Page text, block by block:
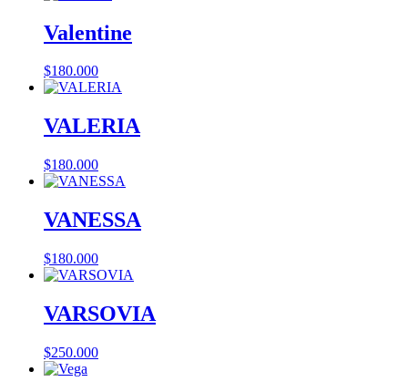
Valentine
$180.000
VALERIA
$180.000
VANESSA
$180.000
VARSOVIA
$250.000